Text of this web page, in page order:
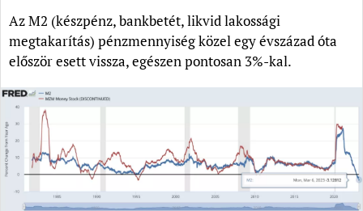
Az M2 (készpénz, bankbetét, likvid lakossági
megtakarítás) pénzmennyiség közel egy évszázad óta
először esett vissza, egészen pontosan 3%-kal.